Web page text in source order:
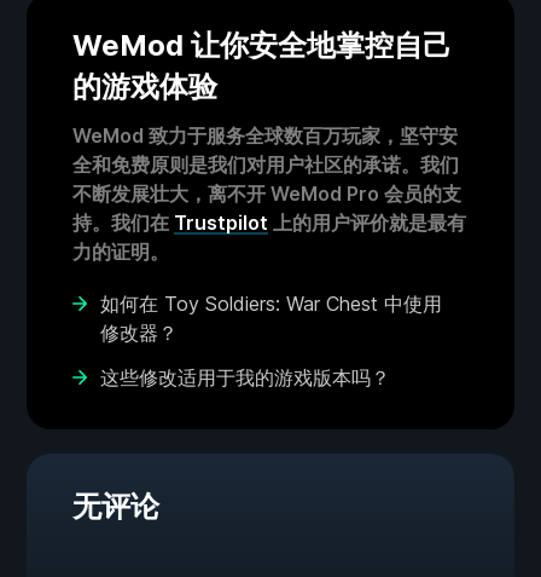
WeMod 让你安全地掌控自己
的游戏体验
WeMod 致力于服务全球数百万玩家，坚守安
全和免费原则是我们对用户社区的承诺。我们
不断发展壮大，离不开 WeMod Pro 会员的支
持。我们在 Trustpilot 上的用户评价就是最有
力的证明。
如何在 Toy Soldiers: War Chest 中使用
修改器？
这些修改适用于我的游戏版本吗？
无评论